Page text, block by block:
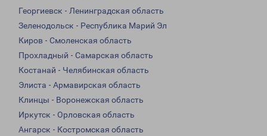
Георгиевск - Ленинградская область
Зеленодольск - Республика Марий Эл
Киров - Смоленская область
Прохладный - Самарская область
Костанай - Челябинская область
Элиста - Армавирская область
Клинцы - Воронежская область
Иркутск - Орловская область
Ангарск - Костромская область